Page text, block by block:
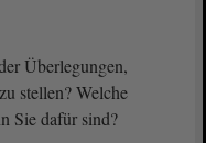
Überlegungen,
stellen? Welche
Sie dafür sind?